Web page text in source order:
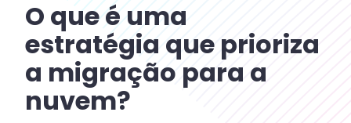
O que é uma
estratégia que prioriza
a migração para a
nuvem?